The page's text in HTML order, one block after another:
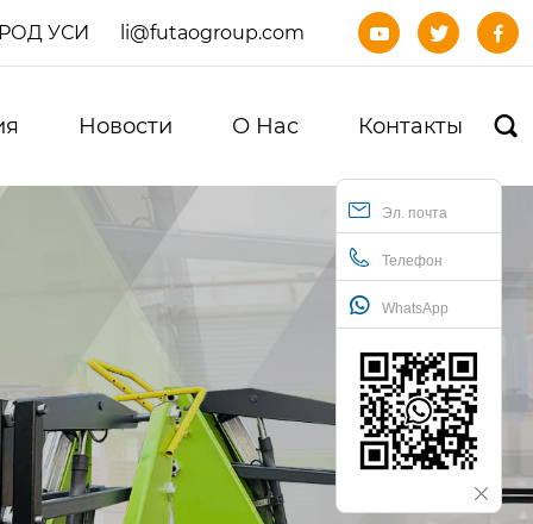
УСИ li@futaogroup.com   
Новости О Нас Контакты 
Эл. почта
Телефон
WhatsApp